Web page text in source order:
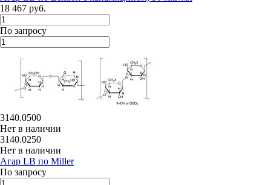
18 467 руб.
По запросу
3140.0500
Нет в наличии
3140.0250
Нет в наличии
Агар LB по Miller
По запросу